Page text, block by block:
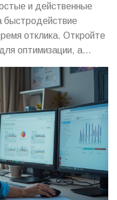
и действенные
быстродействие
отклика. Откройте
оптимизации, а
В этом
советы для
вашего сайта.